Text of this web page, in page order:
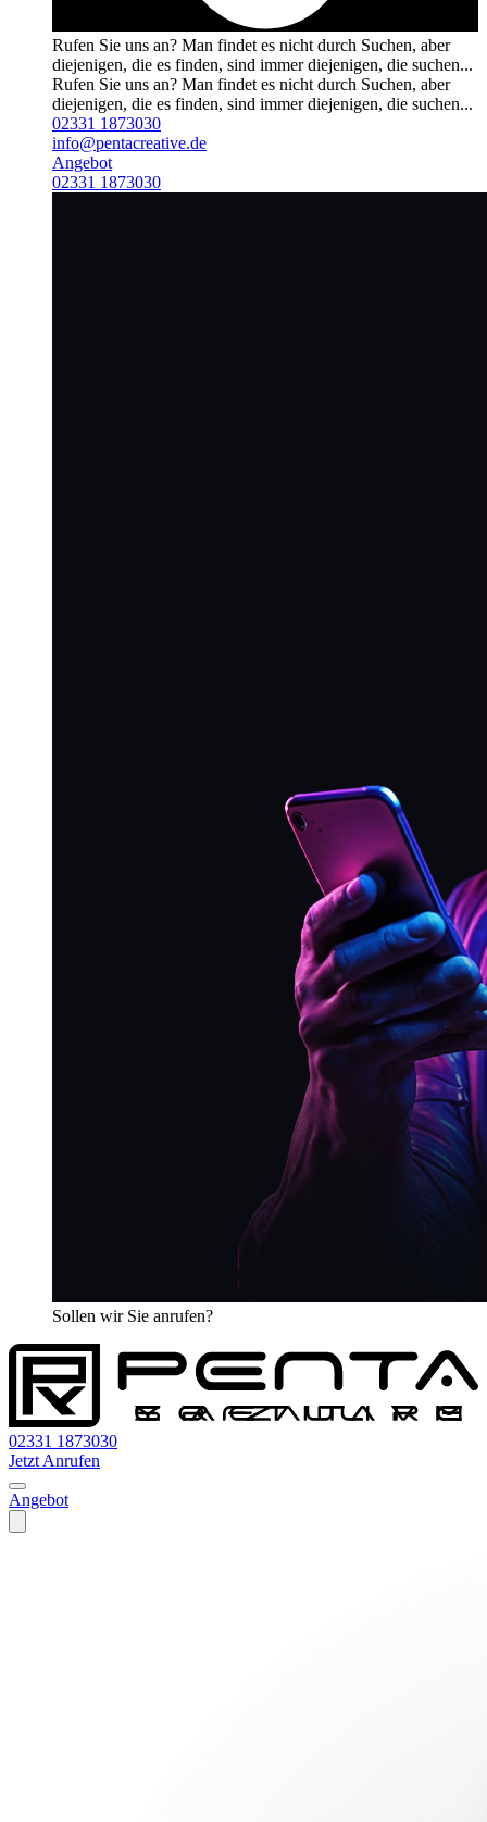
Rufen Sie uns an? Man findet es nicht durch Suchen, aber
diejenigen, die es finden, sind immer diejenigen, die suchen...
Rufen Sie uns an? Man findet es nicht durch Suchen, aber
diejenigen, die es finden, sind immer diejenigen, die suchen...
02331 1873030
info@pentacreative.de
Angebot
02331 1873030
Sollen wir Sie anrufen?
02331 1873030
Jetzt Anrufen
Angebot